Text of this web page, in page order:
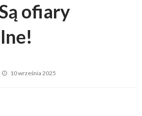
ofiary
Posted
10 września 2025